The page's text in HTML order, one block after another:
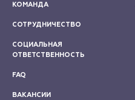
КОМАНДА
СОТРУДНИЧЕСТВО
СОЦИАЛЬНАЯ
ОТВЕТСТВЕННОСТЬ
FAQ
ВАКАНСИИ